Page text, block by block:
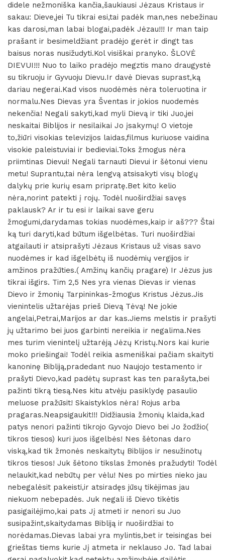
didele nežmoniška kančia,šaukiausi Jėzaus Kristaus ir
sakau: Dieve,jei Tu tikrai esi,tai padėk man,nes nebežinau
kas darosi,man labai blogai,padėk Jėzau!!! Ir man taip
prašant ir besimeldžiant pradėjo gerėt ir dingt tas
baisus noras nusižudyti.Kol visiškai pranyko. ŠLOVĖ
DIEVUI!!! Nuo to laiko pradėjo megztis mano draugystė
su tikruoju ir Gyvuoju Dievu.Ir davė Dievas suprast,ką
dariau negerai.Kad visos nuodėmės nėra toleruotina ir
normalu.Nes Dievas yra Šventas ir jokios nuodemės
nekenčia! Negali sakyti,kad myli Dievą ir tiki Juo,jei
neskaitai Biblijos ir nesilaikai Jo įsakymų! O vietoje
to,žiūri visokias televizijos laidas,filmus kuriuose vaidina
visokie paleistuviai ir bedieviai.Toks žmogus nėra
priimtinas Dievui! Negali tarnauti Dievui ir šėtonui vienu
metu! Suprantu,tai nėra lengvą atsisakyti visų blogų
dalykų prie kurių esam pripratę.Bet kito kelio
nėra,norint patekti į rojų. Todėl nuoširdžiai savęs
paklausk? Ar ir tu esi ir laikai save geru
žmogumi,darydamas tokias nuodėmes,kaip ir aš??? Štai
ką turi daryti,kad būtum išgelbėtas. Turi nuoširdžiai
atgailauti ir atsiprašyti Jėzaus Kristaus už visas savo
nuodėmes ir kad išgelbėtų iš nuodėmių vergijos ir
amžinos pražūties.( Amžinų kančių pragare) Ir Jėzus jus
tikrai išgirs. Tim 2,5 Nes yra vienas Dievas ir vienas
Dievo ir žmonių Tarpininkas-žmogus Kristus Jėzus.Jis
vienintelis užtarėjas prieš Dievą Tėvą! Ne jokie
angelai,Petrai,Marijos ar dar kas.Jiems melstis ir prašyti
jų užtarimo bei juos garbinti nereikia ir negalima.Nes
mes turim vienintelį užtarėją Jėzų Kristų.Nors kai kurie
moko priešingai! Todėl reikia asmeniškai pačiam skaityti
kanoninę Bibliją,pradedant nuo Naujojo testamento ir
prašyti Dievo,kad padėtų suprast kas ten parašyta,bei
pažinti tikrą tiesą.Nes kitu atvėju pasiklydę pasaulio
meluose pražūsit! Skaistyklos nėra! Rojus arba
pragaras.Neapsigaukit!!! Didžiausia žmonių klaida,kad
patys nenori pažinti tikrojo Gyvojo Dievo bei Jo žodžio(
tikros tiesos) kuri juos išgelbės! Nes šėtonas daro
viską,kad tik žmonės neskaitytų Biblijos ir nesužinotų
tikros tiesos! Juk šėtono tikslas žmonės pražudyti! Todėl
nelaukit,kad nebūtų per vėlu! Nes po mirties nieko jau
nebegalėsit pakeisti,ir atsiradęs jūsų tikėjimas jau
niekuom nebepadės. Juk negali iš Dievo tikėtis
pasigailėjimo,kai pats Jį atmeti ir nenori su Juo
susipažint,skaitydamas Bibliją ir nuoširdžiai to
norėdamas.Dievas labai yra mylintis,bet ir teisingas bei
grieštas tiems kurie Jį atmeta ir neklauso Jo. Tad labai